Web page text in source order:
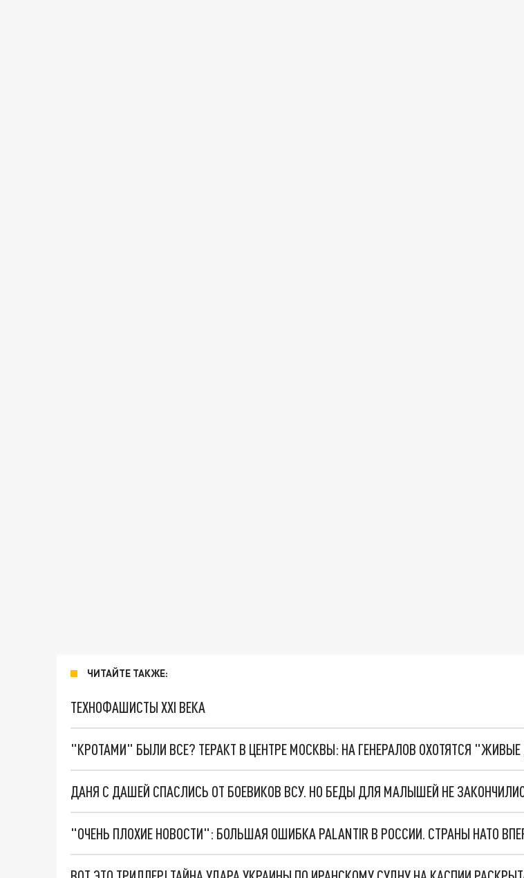
ЧИТАЙТЕ ТАКЖЕ:
ТЕХНОФАШИСТЫ XXI ВЕКА
"КРОТАМИ" БЫЛИ ВСЕ? ТЕРАКТ В ЦЕНТРЕ МОСКВЫ: НА ГЕНЕРАЛОВ ОХОТЯТСЯ
ДАНЯ С ДАШЕЙ СПАСЛИСЬ ОТ БОЕВИКОВ ВСУ. НО БЕДЫ ДЛЯ МАЛЫШЕЙ НЕ